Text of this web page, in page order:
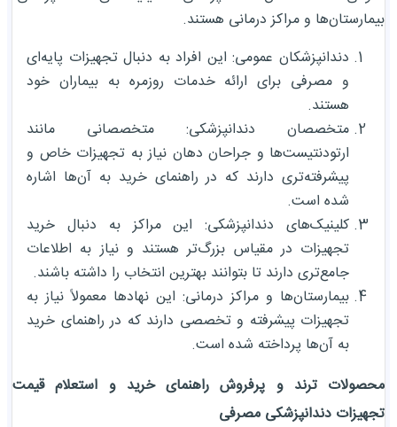
بیمارستان‌ها و مراکز درمانی هستند.
دندانپزشکان عمومی: این افراد به دنبال تجهیزات پایه‌ای
و مصرفی برای ارائه خدمات روزمره به بیماران خود
هستند.
متخصصان دندانپزشکی: متخصصانی مانند
ارتودنتیست‌ها و جراحان دهان نیاز به تجهیزات خاص و
پیشرفته‌تری دارند که در راهنمای خرید به آن‌ها اشاره
شده است.
کلینیک‌های دندانپزشکی: این مراکز به دنبال خرید
تجهیزات در مقیاس بزرگ‌تر هستند و نیاز به اطلاعات
جامع‌تری دارند تا بتوانند بهترین انتخاب را داشته باشند.
بیمارستان‌ها و مراکز درمانی: این نهادها معمولاً نیاز به
تجهیزات پیشرفته و تخصصی دارند که در راهنمای خرید
به آن‌ها پرداخته شده است.
محصولات ترند و پرفروش راهنمای خرید و استعلام قیمت
تجهیزات دندانپزشکی مصرفی